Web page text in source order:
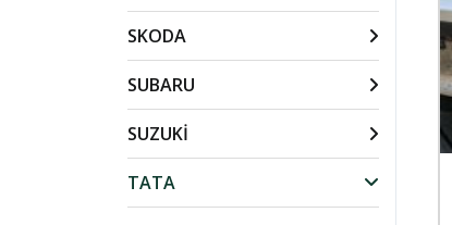
SKODA
SUBARU
SUZUKİ
TATA